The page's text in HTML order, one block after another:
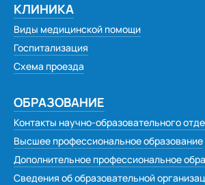
КЛИНИКА
Виды медицинской помощи
Госпитализация
Схема проезда
ОБРАЗОВАНИЕ
Контакты научно-образовательного
Высшее профессиональное образование
Дополнительное профессиональное
Сведения об образовательной